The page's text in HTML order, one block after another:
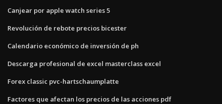
Canjear por apple watch series 5
Revolución de rebote precios bicester
Calendario económico de inversión de ph
Descarga profesional de excel masterclass excel
Forex classic pvc-hartschaumplatte
Factores que afectan los precios de las acciones pdf